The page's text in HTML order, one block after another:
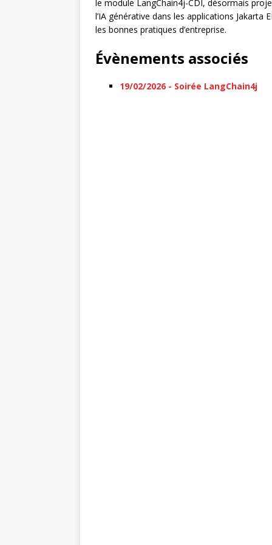
le module LangChain4j-CDI, désormais
l’IA générative dans les applications
les bonnes pratiques d’entreprise.
Évènements associés
19/02/2026 - Soirée LangChain4j